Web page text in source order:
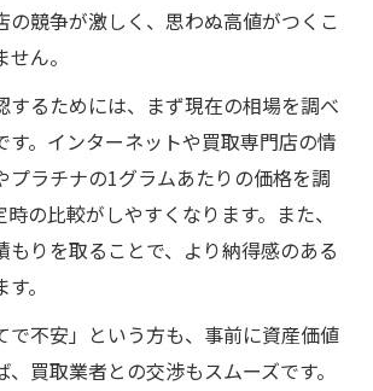
の競争が激しく、思わぬ高値がつくこ
ん。
するためには、まず現在の相場を調べ
す。インターネットや買取専門店の情
プラチナの1グラムあたりの価格を調
の比較がしやすくなります。また、
もりを取ることで、より納得感のある
。
で不安」という方も、事前に資産価値
買取業者との交渉もスムーズです。